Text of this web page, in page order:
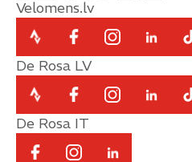
Velomens.lv
De Rosa LV
De Rosa IT